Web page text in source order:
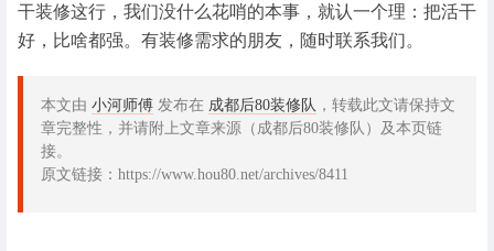
干装修这行，我们没什么花哨的本事，就认一个理：把活干
好，比啥都强。有装修需求的朋友，随时联系我们。
本文由 小河师傅 发布在 成都后80装修队 ，转载此文请保持文
章完整性，并请附上文章来源（成都后80装修队）及本页链
接。
原文链接：https://www.hou80.net/archives/8411